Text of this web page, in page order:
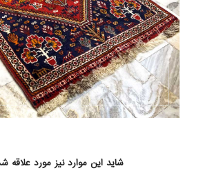
شاید این موارد نیز مورد علاقه